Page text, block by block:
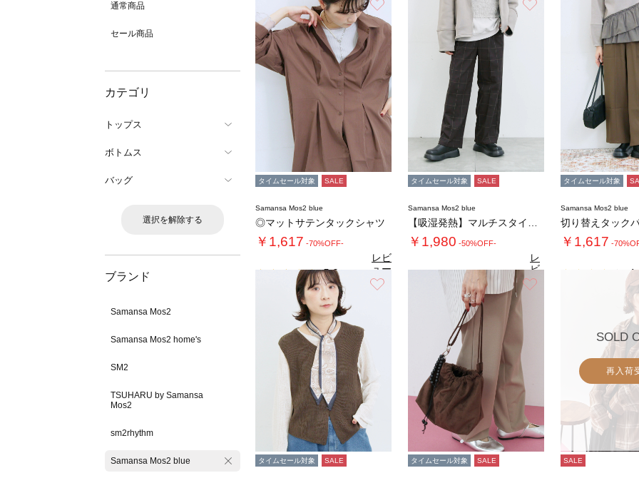
通常商品
セール商品
カテゴリ
トップス
ボトムス
バッグ
選択を解除する
ブランド
Samansa Mos2
Samansa Mos2 home's
SM2
TSUHARU by Samansa
Mos2
sm2rhythm
Samansa Mos2 blue
タイムセール対象 SALE
Samansa Mos2 blue
◎マットサテンタックシャツ
￥1,617 -70%OFF-
5.0（1）
レビ
ュー
を見
る
タイムセール対象 SALE
Samansa Mos2 blue
￥1,980 -50%OFF-
4.7（27）
レ
ビ
ュ
ー
タイムセール対象
Samansa Mos2 blue
切り替えタック
￥1,617 -
タイムセール対象 SALE タイムセール対象 SALE
SOLD
再入荷
SALE